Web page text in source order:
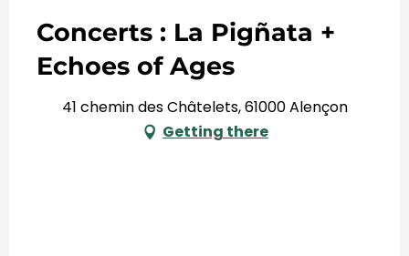
Concerts : La Pigñata +
Echoes of Ages
41 chemin des Châtelets, 61000 Alençon
Getting there